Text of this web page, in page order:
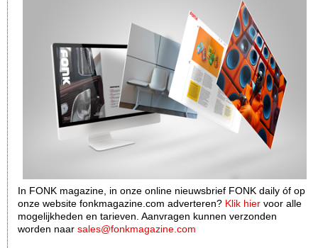
In FONK magazine, in onze online nieuwsbrief FONK daily óf op
onze website fonkmagazine.com adverteren? Klik hier voor alle
mogelijkheden en tarieven. Aanvragen kunnen verzonden
worden naar sales@fonkmagazine.com